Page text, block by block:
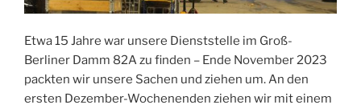
Etwa 15 Jahre war unsere Dienststelle im Groß-
Berliner Damm 82A zu finden – Ende November 2023
packten wir unsere Sachen und ziehen um. An den
ersten Dezember-Wochenenden ziehen wir mit einem